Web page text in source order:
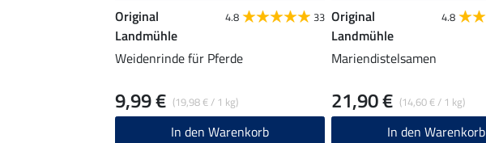
Original
Landmühle
4.8 33
Weidenrinde für Pferde
(19,98 € / 1 kg)
9,99 €
In den Warenkorb
Original
Landmühle
4.8
Mariendistelsamen
(14,60 € / 1 kg)
21,90 €
In den Warenkorb